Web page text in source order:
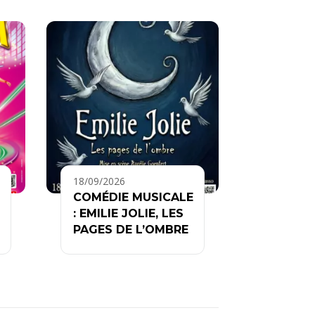
18/09/2026
COMÉDIE MUSICALE
: EMILIE JOLIE, LES
PAGES DE L’OMBRE